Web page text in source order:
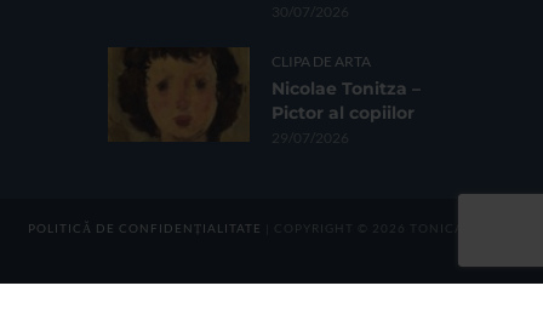
30/07/2026
CLIPA DE ARTA
Nicolae Tonitza –
Pictor al copiilor
29/07/2026
POLITICĂ DE CONFIDENȚIALITATE | COPYRIGHT © 2026 TONICA GROUP